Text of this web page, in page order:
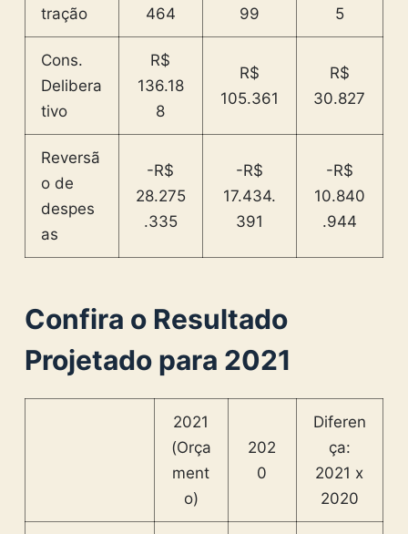
tração 464 99 5
Cons.
Delibera
tivo
R$
136.18
8
R$
105.361
R$
30.827
Reversã
o de
despes
as
-R$
28.275
.335
-R$
17.434.
391
-R$
10.840
.944
Confira o Resultado
Projetado para 2021
2021
(Orça
ment
o)
202
0
Diferen
ça:
2021 x
2020